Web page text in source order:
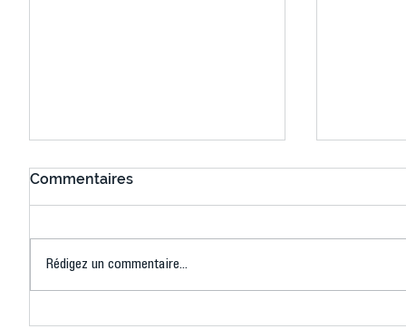
Commentaires
Rédigez un commentaire...